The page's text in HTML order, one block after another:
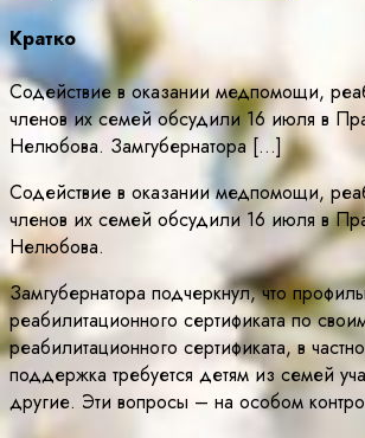
Кратко
Содействие в оказании медпомощи,
членов их семей обсудили 16 июля в
Нелюбова. Замгубернатора […]
Содействие в оказании медпомощи,
членов их семей обсудили 16 июля в
Нелюбова.
Замгубернатора подчеркнул, что
реабилитационного сертификата по
реабилитационного сертификата, в
поддержка требуется детям из семей
другие. Эти вопросы – на особом